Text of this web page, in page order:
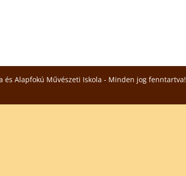
és Alapfokú Művészeti Iskola - Minden jog fenntartva!